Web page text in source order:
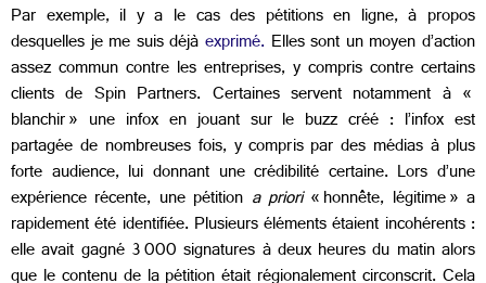
Par exemple, il y a le cas des pétitions en ligne, à propos
desquelles je me suis déjàexprimé. Elles sont un moyen d’action
assez commun contre les entreprises, y compris contre certains
clients de Spin Partners. Certaines servent notamment à «
blanchir » une infox en jouant sur le buzz créé : l’infox est
partagée de nombreuses fois, y compris par des médias à plus
forte audience, lui donnant une crédibilité certaine. Lors d’une
expérience récente, une pétition a priori« honnête, légitime » a
rapidement été identifiée. Plusieurs éléments étaient incohérents :
elle avait gagné 3 000 signatures à deux heures du matin alors